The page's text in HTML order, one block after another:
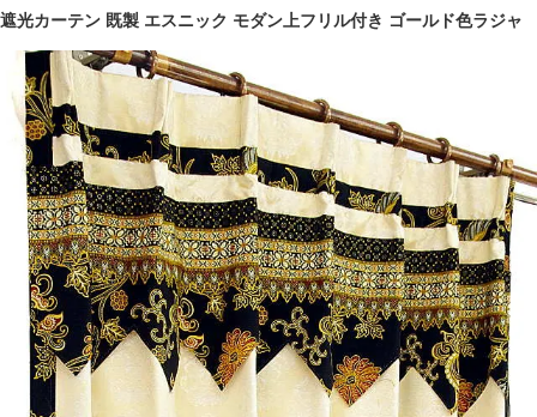
遮光カーテン 既製 エスニック モダン上フリル付き ゴールド色ラジャ